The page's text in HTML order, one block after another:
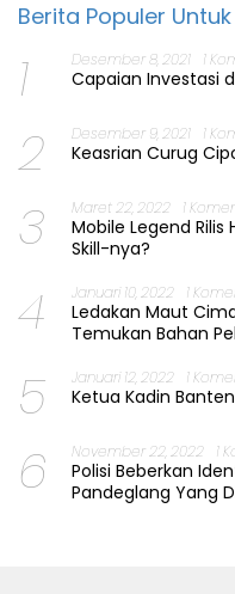
Berita Populer
1 Desember 8, 2021 1
Capaian Investasi
2 Desember 9, 2021 1
Keasrian Curug
3 Maret 22, 2022 1
Mobile Legend Rilis
Skill-nya?
4 Januari 10, 2022 1
Ledakan Maut
Temukan Bahan
5 Januari 12, 2022 1
Ketua Kadin
6 November 22, 2022 1
Polisi Beberkan
Pandeglang Yang